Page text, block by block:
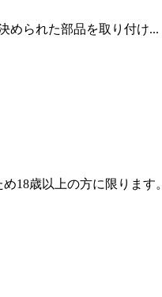
められた部品を取り付け...
18歳以上の方に限ります。